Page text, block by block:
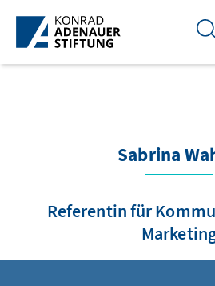
Skip to Main Content
Sabrina
Referentin für